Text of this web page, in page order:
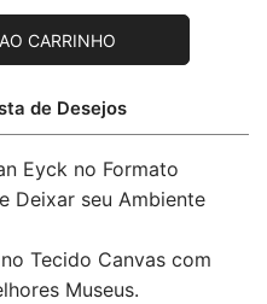
CARRINHO
de Desejos
Eyck no Formato
Deixar seu Ambiente
Tecido Canvas com
Museus.